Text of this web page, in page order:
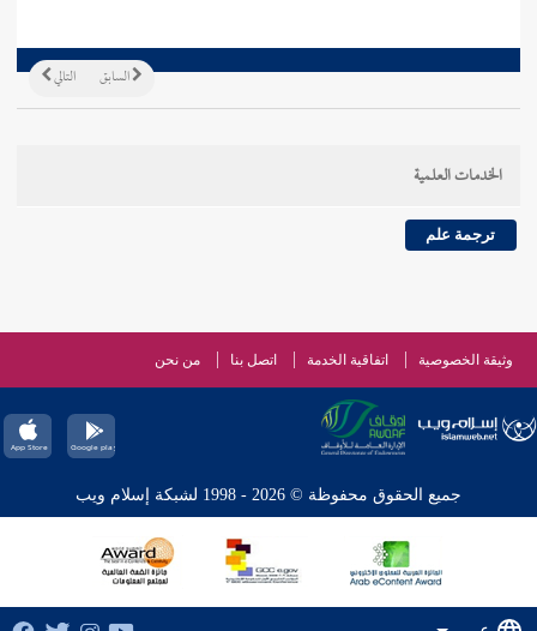
التالي السابق
الخدمات العلمية
ترجمة علم
وثيقة الخصوصية اتفاقية الخدمة اتصل بنا من نحن
جميع الحقوق محفوظة © 2026 - 1998 لشبكة إسلام ويب